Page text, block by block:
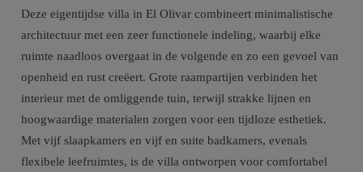
Deze eigentijdse villa in El Olivar combineert minimalistische
architectuur met een zeer functionele indeling, waarbij elke
ruimte naadloos overgaat in de volgende en zo een gevoel van
openheid en rust creëert. Grote raampartijen verbinden het
interieur met de omliggende tuin, terwijl strakke lijnen en
hoogwaardige materialen zorgen voor een tijdloze esthetiek.
Met vijf slaapkamers en vijf en suite badkamers, evenals
flexibele leefruimtes, is de villa ontworpen voor comfortabel